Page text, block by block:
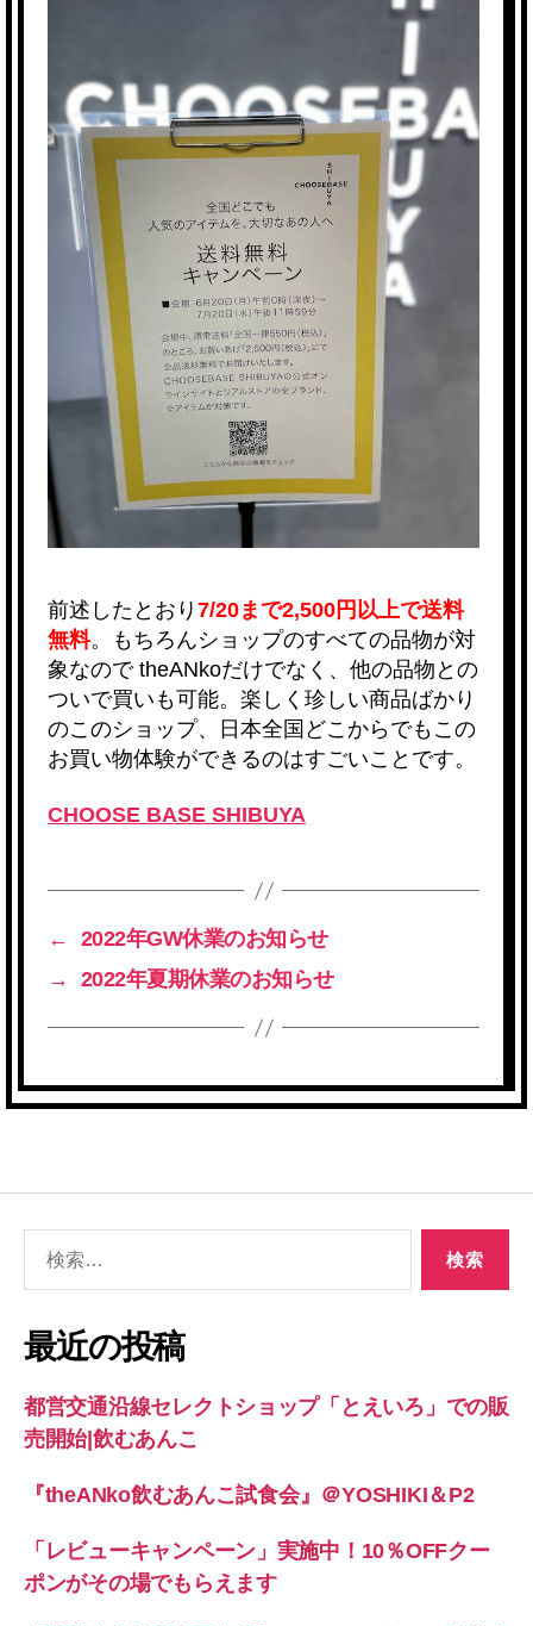
前述したとおり 7/20まで2,500円以上で送料
無料。もちろんショップのすべての品物が対
象なので theANkoだけでなく、他の品物との
ついで買いも可能。楽しく珍しい商品ばかり
のこのショップ、日本全国どこからでもこの
お買い物体験ができるのはすごいことです。
CHOOSE BASE SHIBUYA
←
2022年GW休業のお知らせ
→
2022年夏期休業のお知らせ
象:
最近の投稿
都営交通沿線セレクトショップ「とえいろ」での販
売開始|飲むあんこ
『theANko飲むあんこ試食会』＠YOSHIKI＆P2
「レビューキャンペーン」実施中！10％OFFクー
ポンがその場でもらえます